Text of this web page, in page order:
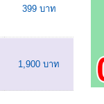
399 บาท
1,900 บาท